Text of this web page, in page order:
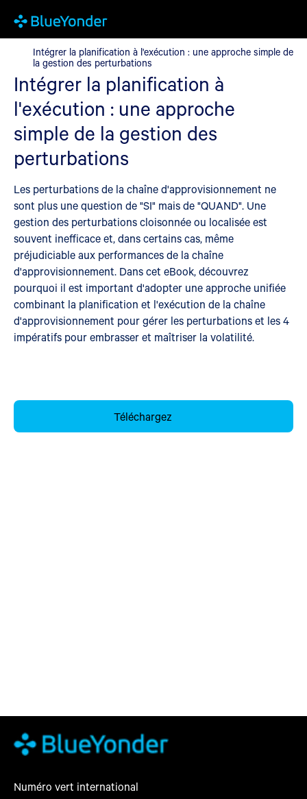
Intégrer la planification à l'exécution : une approche simple de
Intégrer la planification à l'exécution : une approche simple de
la gestion des perturbations
Intégrer la planification à
l'exécution : une approche
simple de la gestion des
perturbations
Les perturbations de la chaîne d'approvisionnement ne
sont plus une question de "SI" mais de "QUAND". Une
gestion des perturbations cloisonnée ou localisée est
souvent inefficace et, dans certains cas, même
préjudiciable aux performances de la chaîne
d'approvisionnement. Dans cet eBook, découvrez
pourquoi il est important d'adopter une approche unifiée
combinant la planification et l'exécution de la chaîne
d'approvisionnement pour gérer les perturbations et les 4
impératifs pour embrasser et maîtriser la volatilité.
Téléchargez
Numéro vert international